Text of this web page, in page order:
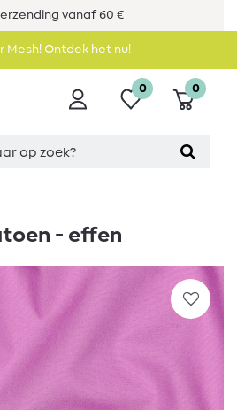
vanaf 60 €
Mesh! Ontdek het nu!
0 0
- effen